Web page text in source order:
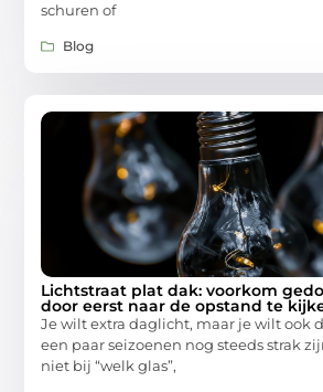
schuren of
Blog
Lichtstraat plat dak: voorkom
door eerst naar de opstand te
Je wilt extra daglicht, maar je wilt ook
een paar seizoenen nog steeds strak
niet bij “welk glas”,